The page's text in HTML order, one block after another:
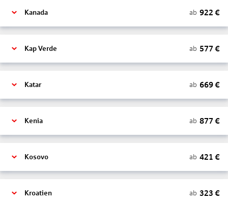
Kanada ab 922 €
Kap Verde ab 577 €
Katar ab 669€
Kenia ab 877 €
Kosovo ab 421 €
Kroatien ab 323 €